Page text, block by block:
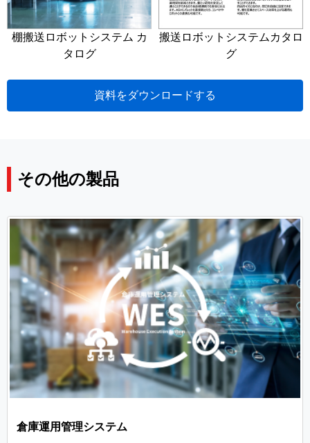
棚搬送ロボットシステム カ
タログ
搬送ロボットシステムカタロ
グ
資料をダウンロードする​
その他の製品
倉庫運用管理システム